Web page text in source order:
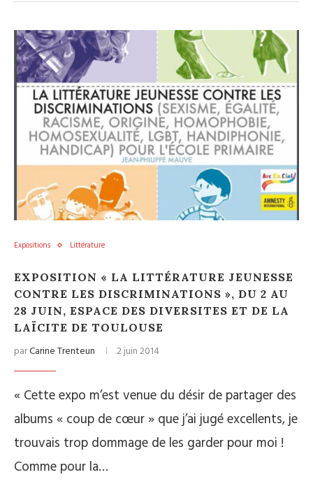
Expositions Littérature
EXPOSITION « LA LITTÉRATURE JEUNESSE
CONTRE LES DISCRIMINATIONS », DU 2 AU
28 JUIN, ESPACE DES DIVERSITES ET DE LA
LAÏCITE DE TOULOUSE
parCarine Trenteun 2 juin 2014
« Cette expo m’est venue du désir de partager des
albums « coup de cœur » que j’ai jugé excellents, je
trouvais trop dommage de les garder pour moi !
Comme pour la…